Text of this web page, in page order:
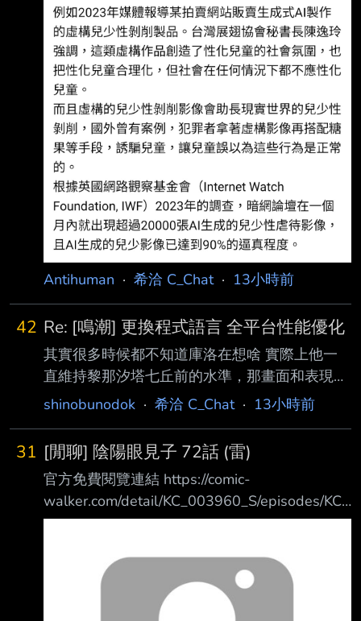
Antihuman · 希洽 C_Chat· 13小時前
42 Re: [鳴潮] 更換程式語言 全平台性能優化
其實很多時候都不知道庫洛在想啥 實際上他一
直維持黎那汐塔七丘前的水準，那畫面和表現力
也足夠優秀了 但他偏偏不要穩定的今州、拉古
一直想搞新東西，離現在越近的他越想搞 代價
就是遊戲執行上的優化老是出問題（不是指便民
優化，雖然我覺得聲駭那些也該優化，老庫別拉
了） 改版前兩天各種搞笑比比皆是，說的各種
早就會被玩家幹飛了 至今還沒被幹飛單純是玩
家真的能感受到，這群像神人學院的啥子，穩穩
shinobunodok · 希洽 C_Chat· 13小時前
31 [閒聊] 陰陽眼見子 72話 (雷)
官方免費閱覽連結 https://comic-
walker.com/detail/KC_003960_S/episodes/KC_
0039600010500011_E 上回傳送門
.A.1FA.html 瀨戶在廢棄大樓設置的防禦結界可
騙過普通惡靈的感知，但無法逃過【那東西】
不過瀨戶也有收穫，當黑衣人雷塔在動物園失蹤